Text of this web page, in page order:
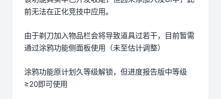
前无法在正化竞技中应用。
由于剃刀加入物品栏会将导致道具过若干，目前暂需
通过涂鸦功能侧面板使用（未至估计调整）
涂鸦功能原计划久等级解锁，但进度报告版中等级
≥20即可使用